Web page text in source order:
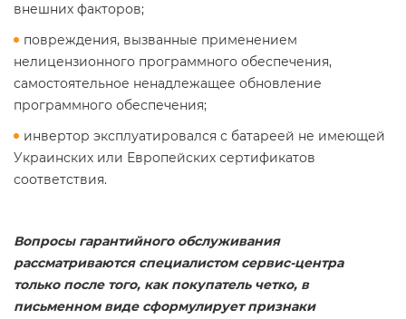
внешних факторов;
повреждения, вызванные применением
нелицензионного программного обеспечения,
самостоятельное ненадлежащее обновление
программного обеспечения;
инвертор эксплуатировался с батареей не имеющей
Украинских или Европейских сертификатов
соответствия.
Вопросы гарантийного обслуживания
рассматриваются специалистом сервис-центра
только после того, как покупатель четко, в
письменном виде сформулирует признаки